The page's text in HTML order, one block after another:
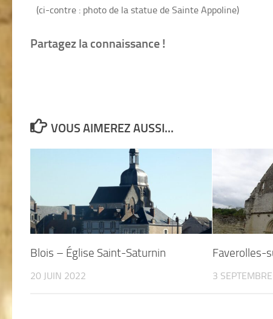
(ci-contre : photo de la statue de Sainte Appoline)
Partagez la connaissance !
VOUS AIMEREZ AUSSI...
Blois – Église Saint-Saturnin
20 JUIN 2022
Faverolles-
3